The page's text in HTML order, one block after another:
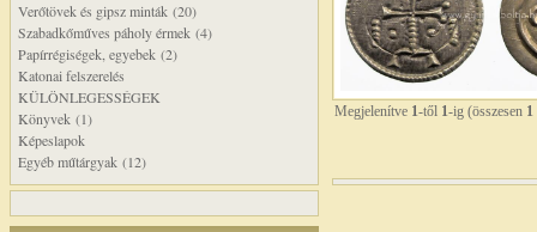
Verőtövek és gipsz minták (20)
Szabadkőműves páholy érmek (4)
Papírrégiségek, egyebek (2)
Katonai felszerelés
KÜLÖNLEGESSÉGEK
Könyvek (1)
Képeslapok
Egyéb műtárgyak (12)
Megjelenítve 1-től 1-ig (összesen 1